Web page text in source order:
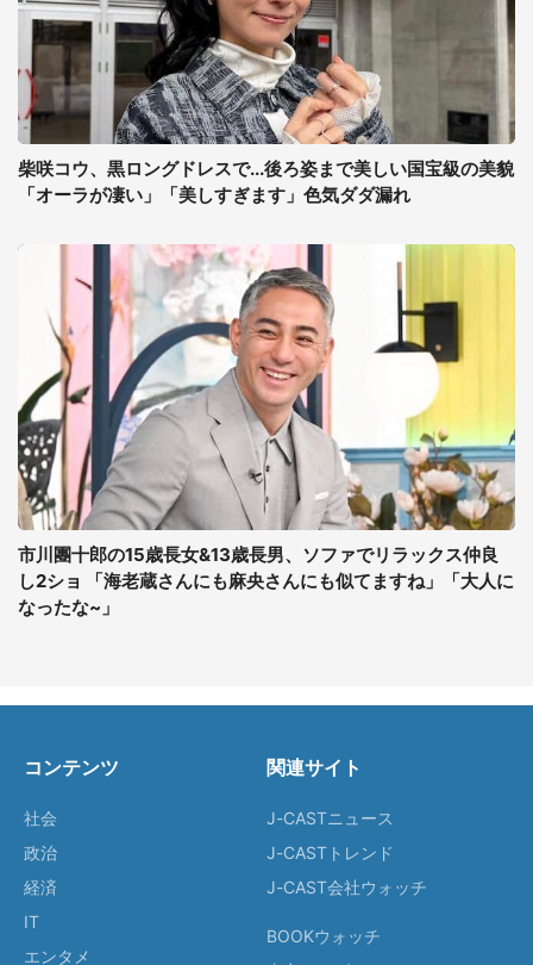
柴咲コウ、黒ロングドレスで...後ろ姿まで美しい国宝級の美貌
「オーラが凄い」「美しすぎます」色気ダダ漏れ
市川團十郎の15歳長女&13歳長男、ソファでリラックス仲良
し2ショ 「海老蔵さんにも麻央さんにも似てますね」「大人に
なったな~」
コンテンツ
社会
政治
経済
IT
エンタメ
関連サイト
J-CASTニュース
J-CASTトレンド
J-CAST会社ウォッチ
BOOKウォッチ